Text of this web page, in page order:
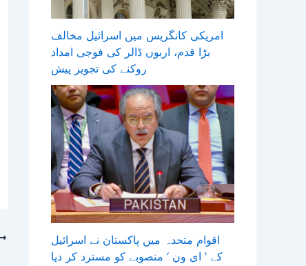
امریکی کانگریس میں اسرائیل مخالف
بڑا قدم، اربوں ڈالر کی فوجی امداد
روکنے کی تجویز پیش
اقوام متحدہ میں پاکستان نے اسرائیل
کے ’ ای ون ‘ منصوبے کو مسترد کر دیا